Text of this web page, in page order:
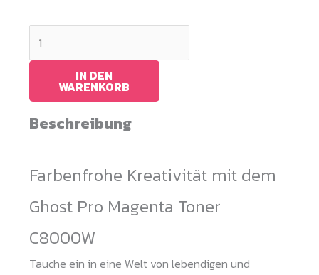
Toner
C8000W
IN DEN
WARENKORB
Beschreibung
Farbenfrohe Kreativität mit dem
Ghost Pro Magenta Toner
C8000W
Tauche ein in eine Welt von lebendigen und